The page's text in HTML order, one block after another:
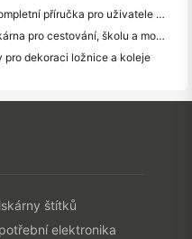
Jak si vybrat kapesní fototiskárnu: Kompletní příručka pro uživatele deníků, cestování a iPhone
Nejlepší bezinkoustová přenosná tiskárna pro cestování, školu a mobilní práci: Hanin MT620 Pro Review
pro dekoraci ložnice a koleje
štítků
elektronika